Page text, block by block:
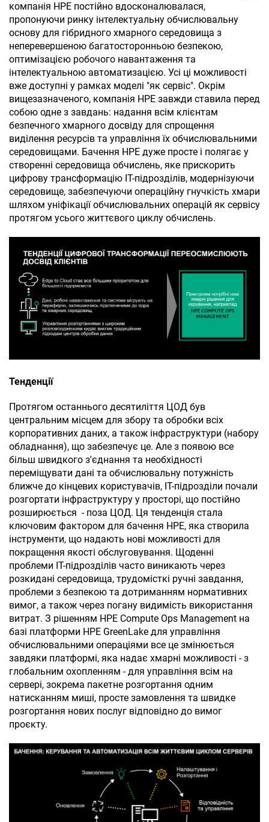
компанія HPE постійно вдосконалювалася,
пропонуючи ринку інтелектуальну обчислювальну
основу для гібридного хмарного середовища з
неперевершеною багатосторонньою безпекою,
оптимізацією робочого навантаження та
інтелектуальною автоматизацією. Усі ці можливості
вже доступні у рамках моделі "як сервіс". Окрім
вищезазначеного, компанія HPE завжди ставила перед
собою одне з завдань: надання всім клієнтам
безпечного хмарного досвіду для спрощення
виділення ресурсів та управління їх обчислювальними
середовищами. Бачення HPE дуже просте і полягає у
створенні середовища обчислень, яке прискорить
цифрову трансформацію ІТ-підрозділів, модернізуючи
середовище, забезпечуючи операційну гнучкість хмари
шляхом уніфікації обчислювальних операцій як сервісу
протягом усього життєвого циклу обчислень.
Тенденції
Протягом останнього десятиліття ЦОД був
центральним місцем для збору та обробки всіх
корпоративних даних, а також інфраструктури (набору
обладнання), що забезпечує це. Але з появою все
більш швидкого з'єднання та необхідності
переміщувати дані та обчислювальну потужність
ближче до кінцевих користувачів, ІТ-підрозділи почали
розгортати інфраструктуру у просторі, що постійно
розширюється - поза ЦОД. Ця тенденція стала
ключовим фактором для бачення HPE, яка створила
інструменти, що надають нові можливості для
покращення якості обслуговування. Щоденні
проблеми ІТ-підрозділів часто виникають через
розкидані середовища, трудомісткі ручні завдання,
проблеми з безпекою та дотриманням нормативних
вимог, а також через погану видимість використання
витрат. З рішенням HPE Compute Ops Management на
базі платформи HPE GreenLake для управління
обчислювальними операціями все це змінюється
завдяки платформі, яка надає хмарні можливості - з
глобальним охопленням - для управління всім на
сервері, зокрема пакетне розгортання одним
натисканням миші, просте замовлення та швидке
розгортання нових послуг відповідно до вимог
проєкту.